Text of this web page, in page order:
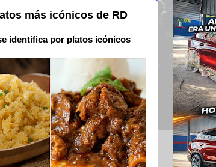
más icónicos de RD
identifica por platos icónicos